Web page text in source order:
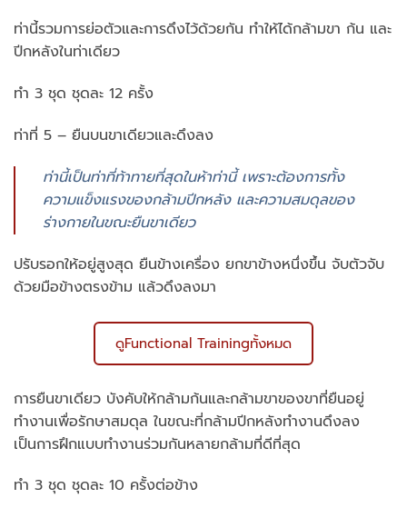
ท่านี้รวมการย่อตัวและการดึงไว้ด้วยกัน ทำให้ได้กล้ามขา ก้น และ
ปีกหลังในท่าเดียว
ทำ 3 ชุด ชุดละ 12 ครั้ง
ท่าที่ 5 – ยืนบนขาเดียวและดึงลง
ท่านี้เป็นท่าที่ท้าทายที่สุดในห้าท่านี้ เพราะต้องการทั้ง
ความแข็งแรงของกล้ามปีกหลัง และความสมดุลของ
ร่างกายในขณะยืนขาเดียว
ปรับรอกให้อยู่สูงสุด ยืนข้างเครื่อง ยกขาข้างหนึ่งขึ้น จับตัวจับ
ด้วยมือข้างตรงข้าม แล้วดึงลงมา
ดูFunctional Trainingทั้งหมด
การยืนขาเดียว บังคับให้กล้ามก้นและกล้ามขาของขาที่ยืนอยู่
ทำงานเพื่อรักษาสมดุล ในขณะที่กล้ามปีกหลังทำงานดึงลง
เป็นการฝึกแบบทำงานร่วมกันหลายกล้ามที่ดีที่สุด
ทำ 3 ชุด ชุดละ 10 ครั้งต่อข้าง